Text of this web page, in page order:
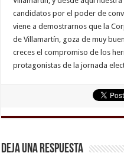
candidatos por el poder de
viene a demostrarnos que la
de Villamartín, goza de muy
creces el compromiso de los
protagonistas de la jornada
Deja una respuesta